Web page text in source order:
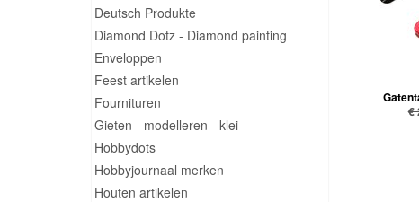
Deutsch Produkte
Diamond Dotz - Diamond painting
Enveloppen
Feest artikelen
Fournituren
Gieten - modelleren - klei
Hobbydots
Hobbyjournaal merken
Houten artikelen
€